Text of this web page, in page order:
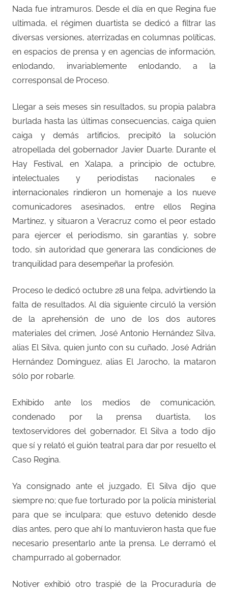
Nada fue intramuros. Desde el día en que Regina fue
ultimada, el régimen duartista se dedicó a filtrar las
diversas versiones, aterrizadas en columnas políticas,
en espacios de prensa y en agencias de información,
enlodando, invariablemente enlodando, a la
corresponsal de Proceso.
Llegar a seis meses sin resultados, su propia palabra
burlada hasta las últimas consecuencias, caiga quien
caiga y demás artificios, precipitó la solución
atropellada del gobernador Javier Duarte. Durante el
Hay Festival, en Xalapa, a principio de octubre,
intelectuales y periodistas nacionales e
internacionales rindieron un homenaje a los nueve
comunicadores asesinados, entre ellos Regina
Martínez, y situaron a Veracruz como el peor estado
para ejercer el periodismo, sin garantías y, sobre
todo, sin autoridad que generara las condiciones de
tranquilidad para desempeñar la profesión.
Proceso le dedicó octubre 28 una felpa, advirtiendo la
falta de resultados. Al día siguiente circuló la versión
de la aprehensión de uno de los dos autores
materiales del crimen, José Antonio Hernández Silva,
alias El Silva, quien junto con su cuñado, José Adrián
Hernández Domínguez, alias El Jarocho, la mataron
sólo por robarle.
Exhibido ante los medios de comunicación,
condenado por la prensa duartista, los
textoservidores del gobernador, El Silva a todo dijo
que sí y relató el guión teatral para dar por resuelto el
Caso Regina.
Ya consignado ante el juzgado, El Silva dijo que
siempre no; que fue torturado por la policía ministerial
para que se inculpara; que estuvo detenido desde
días antes, pero que ahí lo mantuvieron hasta que fue
necesario presentarlo ante la prensa. Le derramó el
champurrado al gobernador.
Notiver exhibió otro traspié de la Procuraduría de